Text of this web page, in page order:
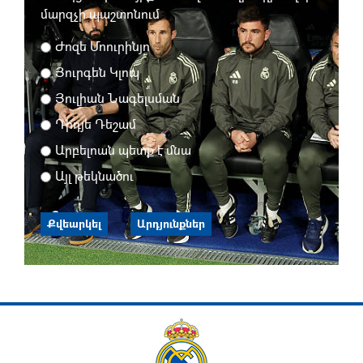
մարզչի պաշտոնում
Ժոզե Մոուրինյո
Յուրգեն Կլոպ
Յուլիան Նագելսման
Դիդյե Դեշամ
Արբելոան պետք է մնա
Այլ թեկնածու
Քվեարկել Արդյունքներ